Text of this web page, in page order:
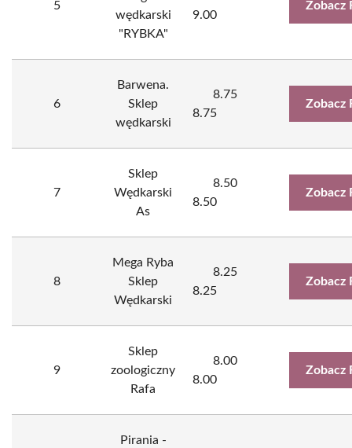
5
wędkarski
"RYBKA"
9.00
Zobacz
6
Barwena.
Sklep
wędkarski
8.75
8.75
Zobacz
7
Sklep
Wędkarski
As
8.50
8.50
Zobacz
8
Mega Ryba
Sklep
Wędkarski
8.25
8.25
Zobacz
9
Sklep
zoologiczny
Rafa
8.00
8.00
Zobacz
Pirania -